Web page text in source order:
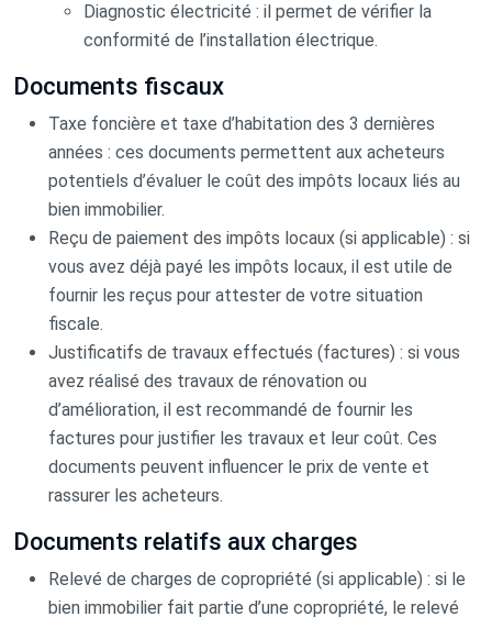
Diagnostic électricité : il permet de vérifier la
conformité de l’installation électrique.
Documents fiscaux
Taxe foncière et taxe d’habitation des 3 dernières
années : ces documents permettent aux acheteurs
potentiels d’évaluer le coût des impôts locaux liés au
bien immobilier.
Reçu de paiement des impôts locaux (si applicable) : si
vous avez déjà payé les impôts locaux, il est utile de
fournir les reçus pour attester de votre situation
fiscale.
Justificatifs de travaux effectués (factures) : si vous
avez réalisé des travaux de rénovation ou
d’amélioration, il est recommandé de fournir les
factures pour justifier les travaux et leur coût. Ces
documents peuvent influencer le prix de vente et
rassurer les acheteurs.
Documents relatifs aux charges
Relevé de charges de copropriété (si applicable) : si le
bien immobilier fait partie d’une copropriété, le relevé